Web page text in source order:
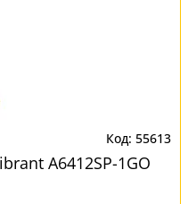
55613
A6412SP-1GO